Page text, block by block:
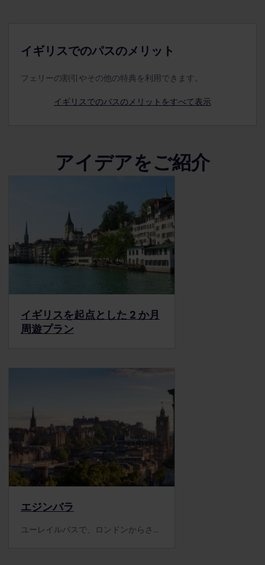
イギリスでのパスのメリット
フェリーの割引やその他の特典を利用できます。
イギリスでのパスのメリットをすべて表示
アイデアをご紹介
イギリスを起点とした 2 か月
周遊プラン
エジンバラ
ユーレイルパスで、ロンドンからさらに一歩進んでスコットランドの首都を訪れてみませんか。シティガイドではこの街の魅力や地元の情報をご紹介しています。